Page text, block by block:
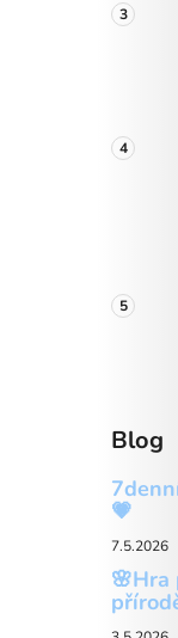
Blog
💗
7.5.2026
🌸Hra